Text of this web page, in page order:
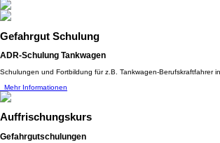
Gefahrgut Schulung
ADR-Schulung Tankwagen
Schulungen und Fortbildung für z.B. Tankwagen-Berufskraftfahrer
Mehr Informationen
Auffrischungskurs
Gefahrgutschulungen